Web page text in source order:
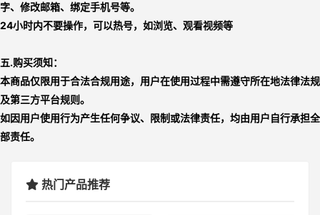
字、修改邮箱、绑定手机号等。
24小时内不要操作，可以热号，如浏览、观看视频等
五.购买须知：
本商品仅限用于合法合规用途，用户在使用过程中需遵守所在地法律法规
及第三方平台规则。
如因用户使用行为产生任何争议、限制或法律责任，均由用户自行承担全
部责任。
热门产品推荐